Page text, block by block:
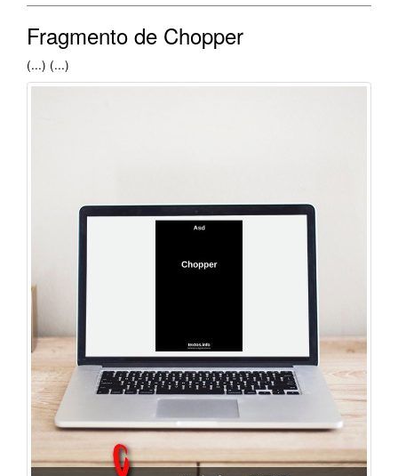
Fragmento de Chopper
(...) (...)